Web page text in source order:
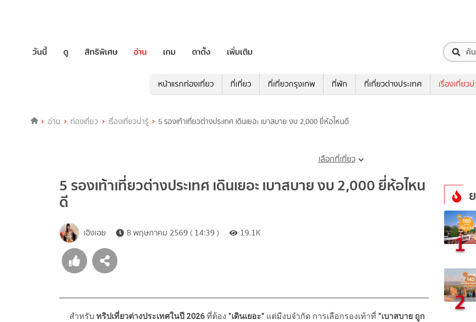
วันนี้ ดู สิทธิพิเศษ อ่าน เกม ตาตั้ง เพิ่มเติม
หน้าแรกท่องเที่ยว ที่เที่ยว ที่เที่ยวกรุงเทพ ที่พัก ที่เที่ยวต่างประเทศ เรื่องเที่ยว
อ่าน ท่องเที่ยว เรื่องเที่ยวน่ารู้ 5 รองเท้าเที่ยวต่างประเทศ เดินเยอะ เบาสบาย งบ 2,000 ยี่ห้อไหนดี
เลือกที่เที่ยว
5 รองเท้าเที่ยวต่างประเทศ เดินเยอะ เบาสบาย งบ 2,000 ยี่ห้อไหน
ดี
เอิงเอย 8 พฤษภาคม 2569 ( 14:39 ) 19.1K
สำหรับ ทริปเที่ยวต่างประเทศในปี 2026 ที่ต้อง "เดินเยอะ" แต่มีงบจำกัด การเลือกรองเท้าที่ "เบาสบาย ถูก
1
2